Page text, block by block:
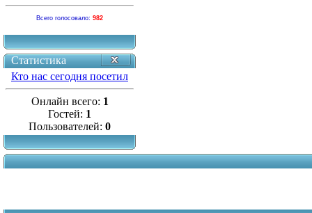
Всего голосовало: 982
Статистика
Кто нас сегодня посетил
Онлайн всего: 1
Гостей: 1
Пользователей: 0